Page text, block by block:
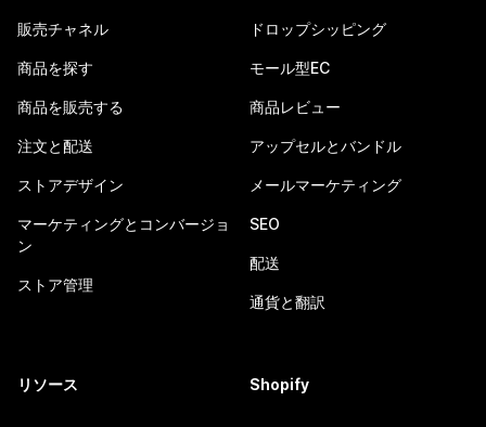
販売チャネル
商品を探す
商品を販売する
注文と配送
ストアデザイン
マーケティングとコンバージョ
ン
ストア管理
ドロップシッピング
モール型EC
商品レビュー
アップセルとバンドル
メールマーケティング
SEO
配送
通貨と翻訳
リソース Shopify